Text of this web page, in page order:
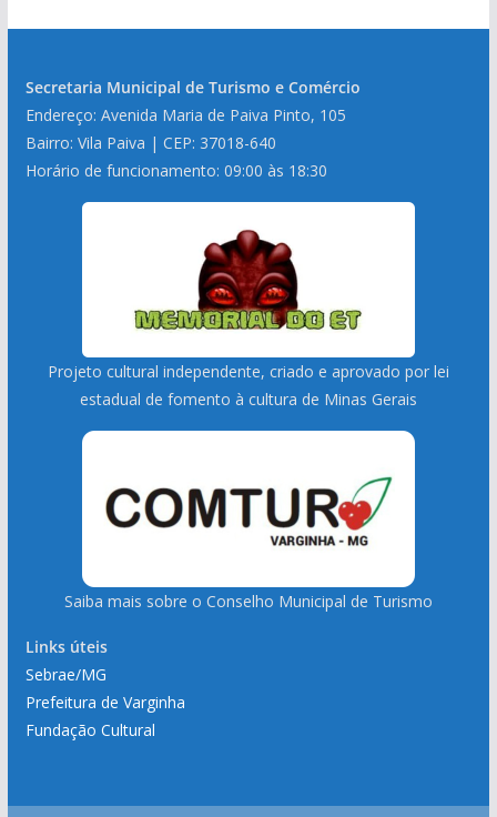
Secretaria Municipal de Turismo e Comércio
Endereço: Avenida Maria de Paiva Pinto, 105
Bairro: Vila Paiva | CEP: 37018-640
Horário de funcionamento: 09:00 às 18:30
Projeto cultural independente, criado e aprovado por lei
estadual de fomento à cultura de Minas Gerais
Saiba mais sobre o Conselho Municipal de Turismo
Links úteis
Sebrae/MG
Prefeitura de Varginha
Fundação Cultural